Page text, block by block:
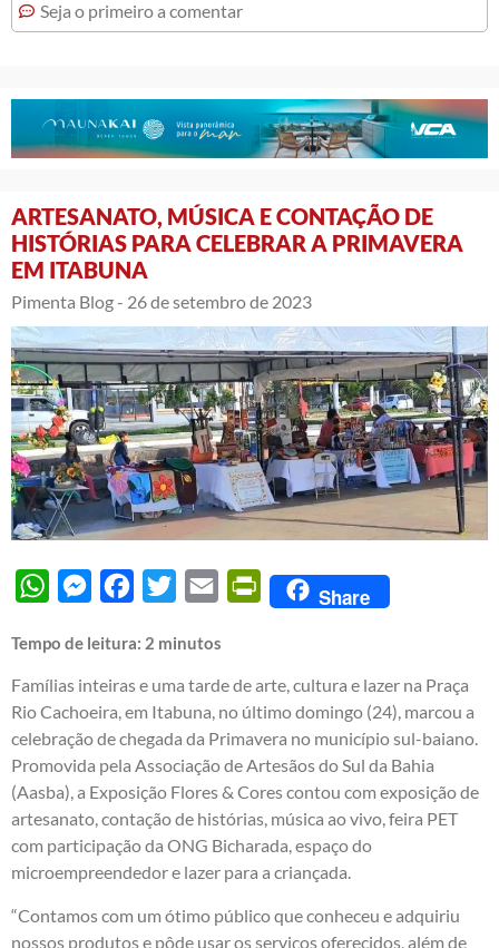
Seja o primeiro a comentar
ARTESANATO, MÚSICA E CONTAÇÃO DE
HISTÓRIAS PARA CELEBRAR A PRIMAVERA
EM ITABUNA
Pimenta Blog - 26 de setembro de 2023
WhatsAppMessengerFacebook
Twitter Email PrintFriendly
Share
Tempo de leitura: 2 minutos
Famílias inteiras e uma tarde de arte, cultura e lazer na Praça
Rio Cachoeira, em Itabuna, no último domingo (24), marcou a
celebração de chegada da Primavera no município sul-baiano.
Promovida pela Associação de Artesãos do Sul da Bahia
(Aasba), a Exposição Flores & Cores contou com exposição de
artesanato, contação de histórias, música ao vivo, feira PET
com participação da ONG Bicharada, espaço do
microempreendedor e lazer para a criançada.
“Contamos com um ótimo público que conheceu e adquiriu
nossos produtos e pôde usar os serviços oferecidos, além de